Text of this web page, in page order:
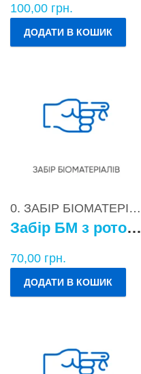
100,00 грн.
ДОДАТИ В КОШИК
0. ЗАБІР БІОМАТЕРІАЛІВ
Забір БМ з ротоглотки
70,00 грн.
ДОДАТИ В КОШИК